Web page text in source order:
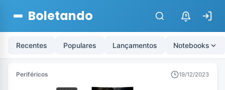
Boletando $
Recentes Populares Lançamentos Notebooks
Periféricos 19/12/2023